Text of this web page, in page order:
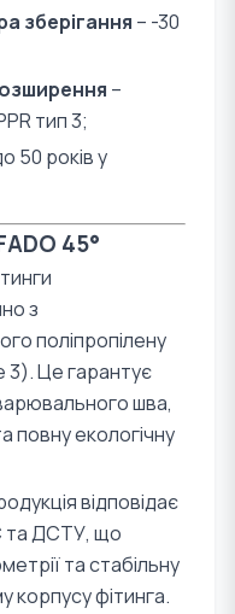
зберігання – -30
–
тип 3;
50 років у
45°
з
поліпропілену
3). Це гарантує
шва,
повну екологічну
відповідає
та ДСТУ, що
та стабільну
корпусу фітинга.